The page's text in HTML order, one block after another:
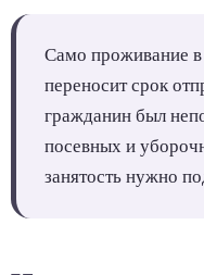
Само проживание в
переносит срок
гражданин был
посевных и
занятость нужно